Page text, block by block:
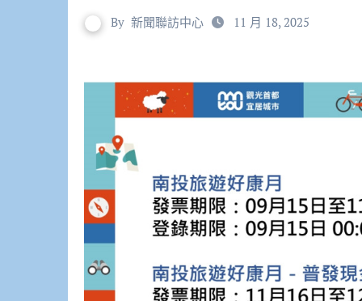
By 新聞聯訪中心 11 月 18, 2025